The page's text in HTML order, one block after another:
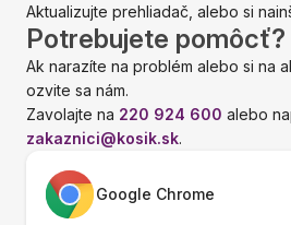
Aktualizujte prehliadač, alebo si
Potrebujete pomôcť?
Ak narazíte na problém alebo si na
ozvite sa nám.
Zavolajte na 220 924 600 alebo
zakaznici@kosik.sk.
Google Chrome